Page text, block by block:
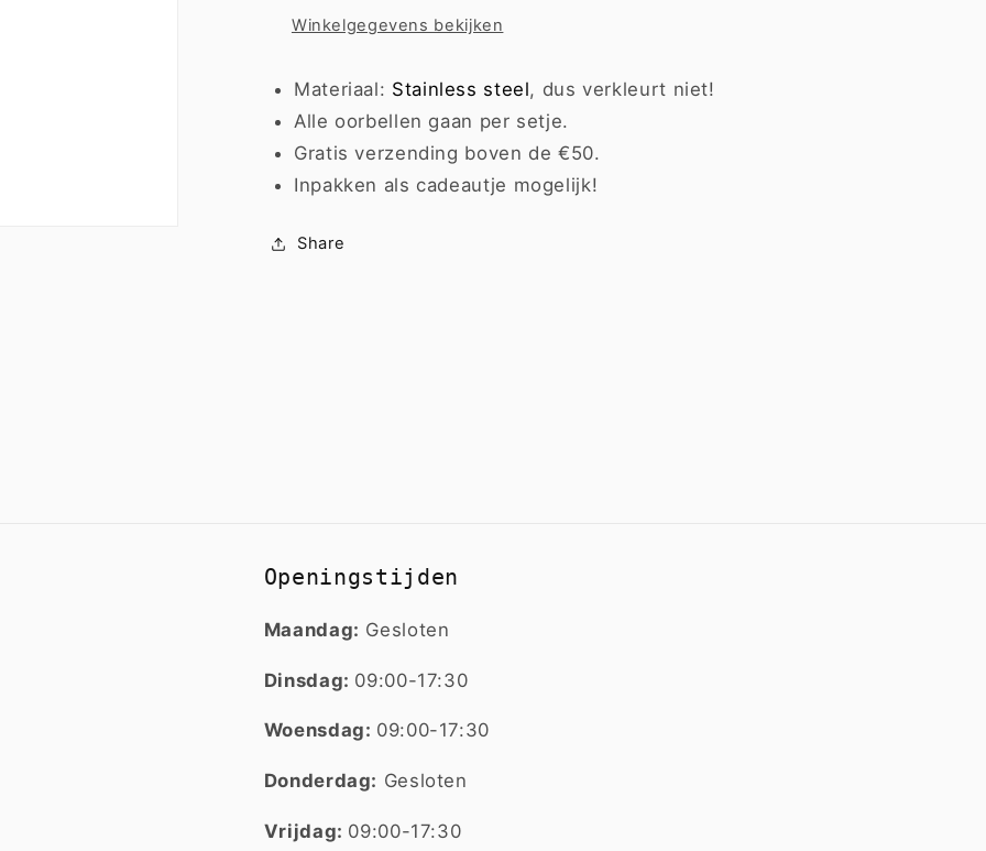
Winkelgegevens bekijken
Materiaal: Stainless steel, dus verkleurt niet!
Alle oorbellen gaan per setje.
Gratis verzending boven de €50.
Inpakken als cadeautje mogelijk!
Share
Openingstijden
Maandag: Gesloten
Dinsdag: 09:00-17:30
Woensdag: 09:00-17:30
Donderdag: Gesloten
Vrijdag: 09:00-17:30